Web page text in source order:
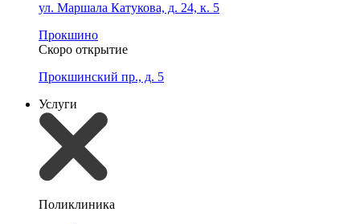
ул. Маршала Катукова, д. 24, к. 5
Прокшино
Скоро открытие
Прокшинский пр., д. 5
Услуги
Поликлиника